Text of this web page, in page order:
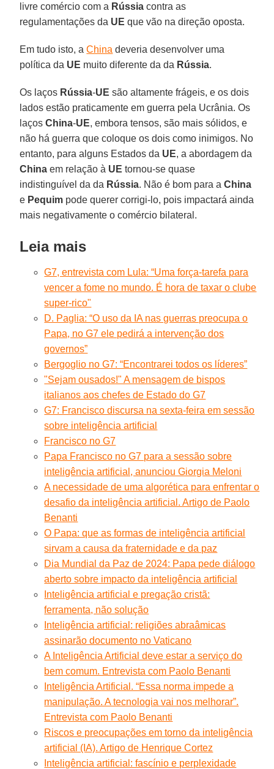
livre comércio com a Rússia contra as
regulamentações da UE que vão na direção oposta.
Em tudo isto, aChina deveria desenvolver uma
política da UE muito diferente da da Rússia.
Os laços Rússia-UE são altamente frágeis, e os dois
lados estão praticamente em guerra pela Ucrânia. Os
laçosChina-UE, embora tensos, são mais sólidos, e
não há guerra que coloque os dois como inimigos. No
entanto, para alguns Estados da UE, a abordagem da
China em relação à UE tornou-se quase
indistinguível da da Rússia. Não é bom para aChina
e Pequim pode querer corrigi-lo, pois impactará ainda
mais negativamente o comércio bilateral.
Leia mais
G7, entrevista com Lula: “Uma força-tarefa para
vencer a fome no mundo. É hora de taxar o clube
super-rico"
D. Paglia: “O uso da IA nas guerras preocupa o
Papa, no G7 ele pedirá a intervenção dos
governos”
Bergoglio no G7: “Encontrarei todos os líderes”
"Sejam ousados!" A mensagem de bispos
italianos aos chefes de Estado do G7
G7: Francisco discursa na sexta-feira em sessão
sobre inteligência artificial
Francisco no G7
Papa Francisco no G7 para a sessão sobre
inteligência artificial, anunciou Giorgia Meloni
A necessidade de uma algorética para enfrentar o
desafio da inteligência artificial. Artigo de Paolo
Benanti
O Papa: que as formas de inteligência artificial
sirvam a causa da fraternidade e da paz
Dia Mundial da Paz de 2024: Papa pede diálogo
aberto sobre impacto da inteligência artificial
Inteligência artificial e pregação cristã:
ferramenta, não solução
Inteligência artificial: religiões abraâmicas
assinarão documento no Vaticano
A Inteligência Artificial deve estar a serviço do
bem comum. Entrevista com Paolo Benanti
Inteligência Artificial. “Essa norma impede a
manipulação. A tecnologia vai nos melhorar”.
Entrevista com Paolo Benanti
Riscos e preocupações em torno da inteligência
artificial (IA). Artigo de Henrique Cortez
Inteligência artificial: fascínio e perplexidade